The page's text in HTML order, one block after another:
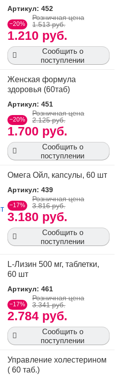
Артикул: 452
−20%
1.210 руб.
Розничная цена
1.513 руб.
Сообщить о
поступлении
Женская формула
здоровья (60таб)
Артикул: 451
−20%
1.700 руб.
Розничная цена
2.125 руб.
Сообщить о
поступлении
Омега Ойл, капсулы, 60 шт
Артикул: 439
−17%
3.180 руб.
Розничная цена
3.816 руб.
Сообщить о
поступлении
L-Лизин 500 мг, таблетки,
60 шт
Артикул: 461
−17%
2.784 руб.
Розничная цена
3.341 руб.
Сообщить о
поступлении
Управление холестерином
( 60 таб.)